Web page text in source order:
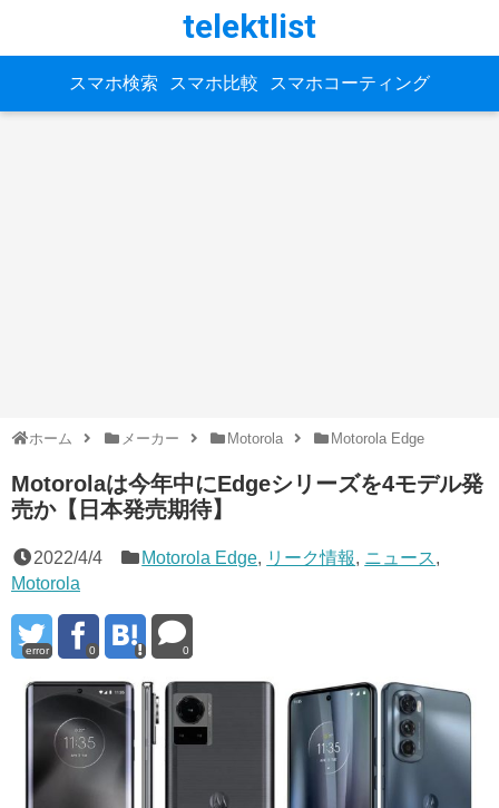
telektlist
スマホ検索 スマホ比較 スマホコーティング
ホーム メーカー Motorola Motorola Edge
Motorolaは今年中にEdgeシリーズを4モデル発
売か【日本発売期待】
2022/4/4 Motorola Edge, リーク情報, ニュース,
Motorola
error 0 0